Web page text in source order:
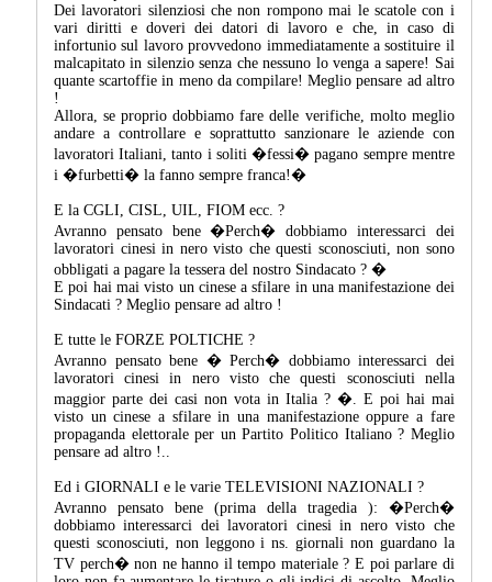
Dei lavoratori silenziosi che non rompono mai le scatole con i
vari diritti e doveri dei datori di lavoro e che, in caso di
infortunio sul lavoro provvedono immediatamente a sostituire il
malcapitato in silenzio senza che nessuno lo venga a sapere! Sai
quante scartoffie in meno da compilare! Meglio pensare ad altro
!
Allora, se proprio dobbiamo fare delle verifiche, molto meglio
andare a controllare e soprattutto sanzionare le aziende con
lavoratori Italiani, tanto i soliti �fessi� pagano sempre mentre
i �furbetti� la fanno sempre franca!�
E la CGLI, CISL, UIL, FIOM ecc. ?
Avranno pensato bene �Perch� dobbiamo interessarci dei
lavoratori cinesi in nero visto che questi sconosciuti, non sono
obbligati a pagare la tessera del nostro Sindacato ? �
E poi hai mai visto un cinese a sfilare in una manifestazione dei
Sindacati ? Meglio pensare ad altro !
E tutte le FORZE POLTICHE ?
Avranno pensato bene � Perch� dobbiamo interessarci dei
lavoratori cinesi in nero visto che questi sconosciuti nella
maggior parte dei casi non vota in Italia ? �. E poi hai mai
visto un cinese a sfilare in una manifestazione oppure a fare
propaganda elettorale per un Partito Politico Italiano ? Meglio
pensare ad altro !..
Ed i GIORNALI e le varie TELEVISIONI NAZIONALI ?
Avranno pensato bene (prima della tragedia ): �Perch�
dobbiamo interessarci dei lavoratori cinesi in nero visto che
questi sconosciuti, non leggono i ns. giornali non guardano la
TV perch� non ne hanno il tempo materiale ? E poi parlare di